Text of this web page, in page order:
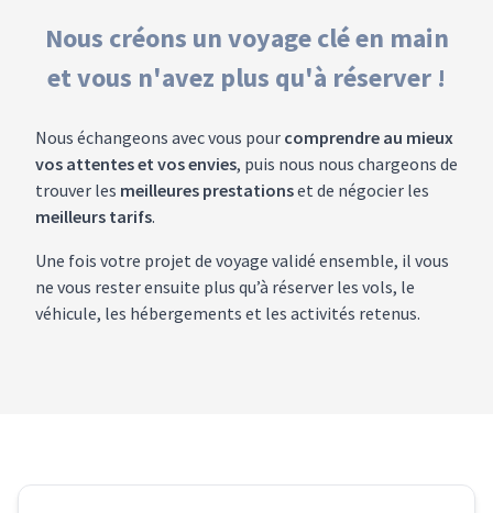
Nous créons un voyage clé en main
et vous n'avez plus qu'à réserver !
Nous échangeons avec vous pour comprendre au mieux
vos attentes et vos envies, puis nous nous chargeons de
trouver les meilleures prestationset de négocier les
meilleurs tarifs.
Une fois votre projet de voyage validé ensemble, il vous
ne vous rester ensuite plus qu’à réserver les vols, le
véhicule, les hébergements et les activités retenus.